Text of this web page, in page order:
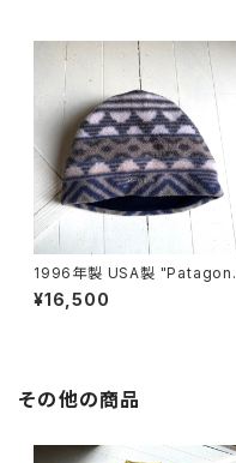
1996年製 USA製 "Patagoni
a" synchilla alpine hat
¥16,500
その他の商品